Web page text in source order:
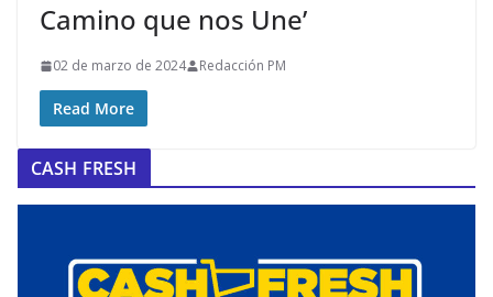
Camino que nos Une’
02 de marzo de 2024 Redacción PM
Read More
CASH FRESH